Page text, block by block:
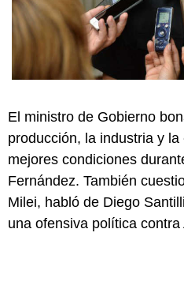
El ministro de Gobierno
producción, la industria y
mejores condiciones
Fernández. También
Milei, habló de Diego
una ofensiva política contra